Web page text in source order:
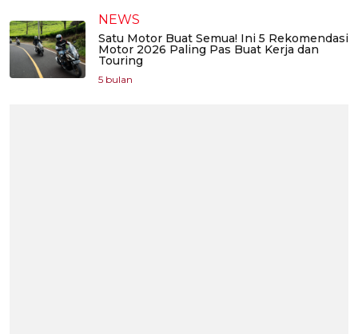
NEWS
Satu Motor Buat Semua! Ini 5 Rekomendasi
Motor 2026 Paling Pas Buat Kerja dan
Touring
5 bulan